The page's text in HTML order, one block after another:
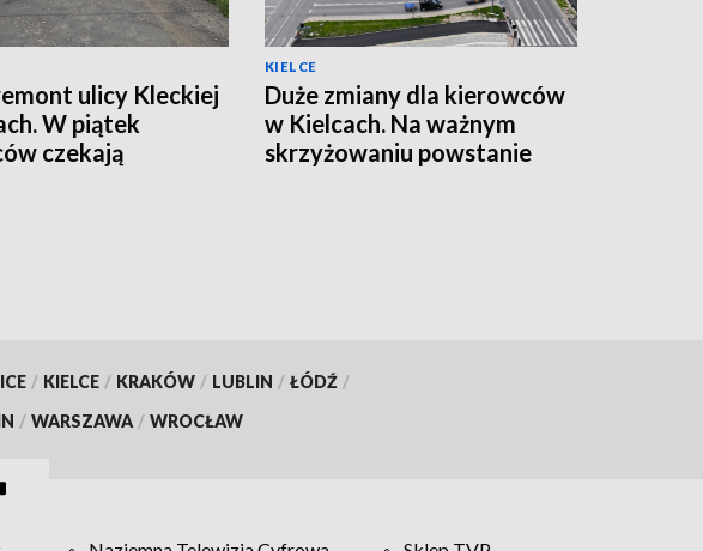
ulicy Kleckiej
W piątek
czekają
KIELCE
Duże zmiany dla kierowców
w Kielcach. Na ważnym
skrzyżowaniu powstanie
/ KIELCE / KRAKÓW / LUBLIN / ŁÓDŹ /
/ WARSZAWA / WROCŁAW